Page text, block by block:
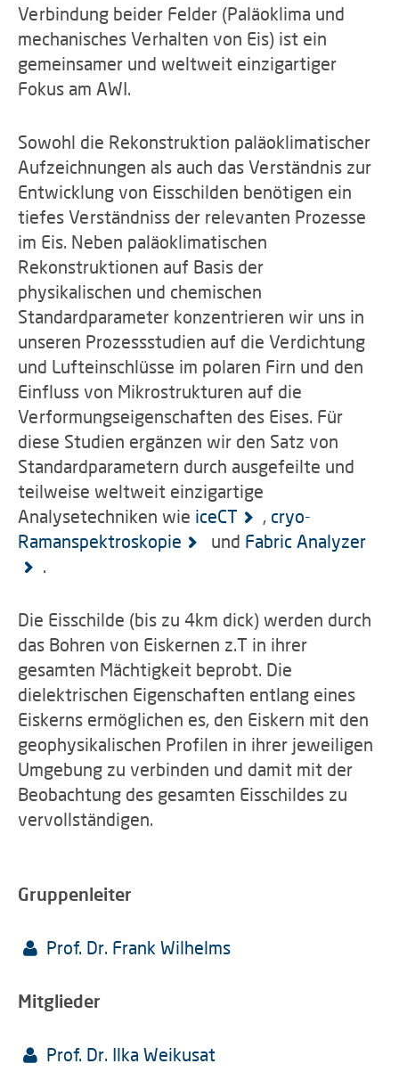
Verbindung beider Felder (Paläoklima und
mechanisches Verhalten von Eis) ist ein
gemeinsamer und weltweit einzigartiger
Fokus am AWI.
Sowohl die Rekonstruktion paläoklimatischer
Aufzeichnungen als auch das Verständnis zur
Entwicklung von Eisschilden benötigen ein
tiefes Verständniss der relevanten Prozesse
im Eis. Neben paläoklimatischen
Rekonstruktionen auf Basis der
physikalischen und chemischen
Standardparameter konzentrieren wir uns in
unseren Prozessstudien auf die Verdichtung
und Lufteinschlüsse im polaren Firn und den
Einfluss von Mikrostrukturen auf die
Verformungseigenschaften des Eises. Für
diese Studien ergänzen wir den Satz von
Standardparametern durch ausgefeilte und
teilweise weltweit einzigartige
Analysetechniken wie iceCT , cryo-
Ramanspektroskopie
und Fabric Analyzer
.
Die Eisschilde (bis zu 4km dick) werden durch
das Bohren von Eiskernen z.T in ihrer
gesamten Mächtigkeit beprobt. Die
dielektrischen Eigenschaften entlang eines
Eiskerns ermöglichen es, den Eiskern mit den
geophysikalischen Profilen in ihrer jeweiligen
Umgebung zu verbinden und damit mit der
Beobachtung des gesamten Eisschildes zu
vervollständigen.
Gruppenleiter
Prof. Dr. Frank Wilhelms
Mitglieder
Prof. Dr. Ilka Weikusat